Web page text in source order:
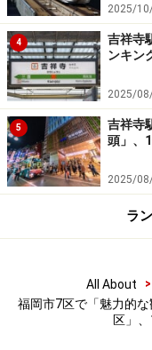
博多区は、博多駅や
など歴史文化の名
などの商業施設も充
化も人気です。博多
には「中洲ジャズ
都市のにぎわいが
す。
中央区は、天神を
公園や舞鶴公園、
城跡もあり、都市
しています。
2025/
4
吉祥寺
ンキン
2025/
5
吉祥寺
頭」、
2025/
ラ
All About >
福岡市7区で「魅力的
区」